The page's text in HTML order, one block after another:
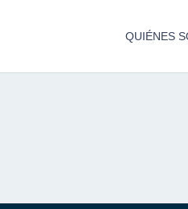
QUIÉNES